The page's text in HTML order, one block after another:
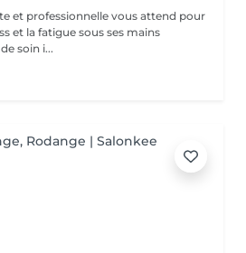
et professionnelle vous attend pour
et la fatigue sous ses mains
soin i...